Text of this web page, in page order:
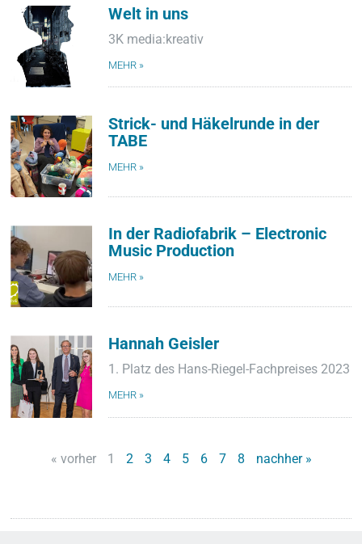
Welt in uns
3K media:kreativ
MEHR »
Strick- und Häkelrunde in der
TABE
MEHR »
In der Radiofabrik – Electronic
Music Production
MEHR »
Hannah Geisler
1. Platz des Hans-Riegel-Fachpreises 2023
MEHR »
« vorher 1 2 3 4 5 6 7 8 nachher »